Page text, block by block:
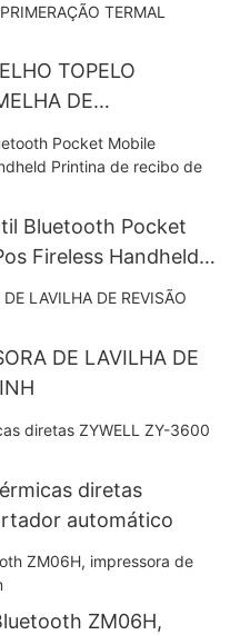
TOPELO
DE
DE
PRIMERAÇÃO
Bluetooth Pocket
Fireless Handheld
móvel
DE LAVILHA DE
diretas
automático
ZM06H,